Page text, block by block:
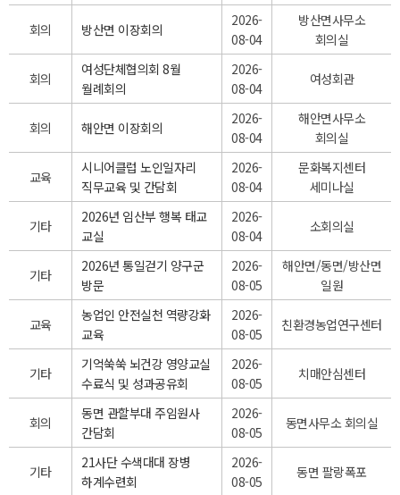
회의 방산면 이장회의
2026-
08-04
방산면사무소
회의실
회의
여성단체협의회 8월
월례회의
2026-
08-04
여성회관
회의 해안면 이장회의
2026-
08-04
해안면사무소
회의실
교육
시니어클럽 노인일자리
직무교육 및 간담회
2026-
08-04
문화복지센터
세미나실
기타
2026년 임산부 행복 태교
교실
2026-
08-04
소회의실
기타
2026년 통일걷기 양구군
방문
2026-
08-05
해안면/동면/방산면
일원
교육
농업인 안전실천 역량강화
교육
2026-
08-05
친환경농업연구센터
기타
기억쑥쑥 뇌건강 영양교실
수료식 및 성과공유회
2026-
08-05
치매안심센터
회의
동면 관할부대 주임원사
간담회
2026-
08-05
동면사무소 회의실
기타
21사단 수색대대 장병
하계수련회
2026-
08-05
동면 팔랑폭포